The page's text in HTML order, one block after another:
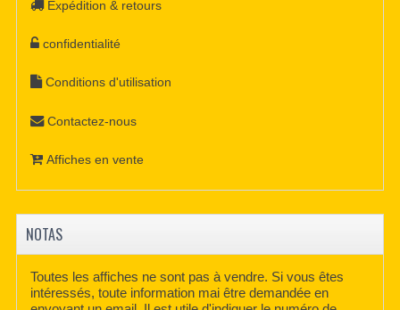
Expédition & retours
confidentialité
Conditions d'utilisation
Contactez-nous
Affiches en vente
NOTAS
Toutes les affiches ne sont pas à vendre. Si vous êtes
intéressés, toute information mai être demandée en